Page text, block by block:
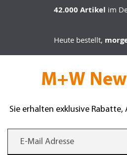
42.000 Artikel im
Heute bestellt,
M+W
Sie erhalten exklusive